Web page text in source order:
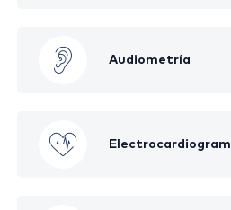
Ver más
Audiometría